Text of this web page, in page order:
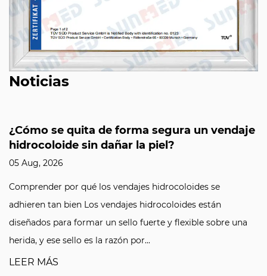
Noticias
¿Cómo se quita de forma segura un vendaje
hidrocoloide sin dañar la piel?
05 Aug, 2026
Comprender por qué los vendajes hidrocoloides se
adhieren tan bien Los vendajes hidrocoloides están
diseñados para formar un sello fuerte y flexible sobre una
herida, y ese sello es la razón por...
LEER MÁS